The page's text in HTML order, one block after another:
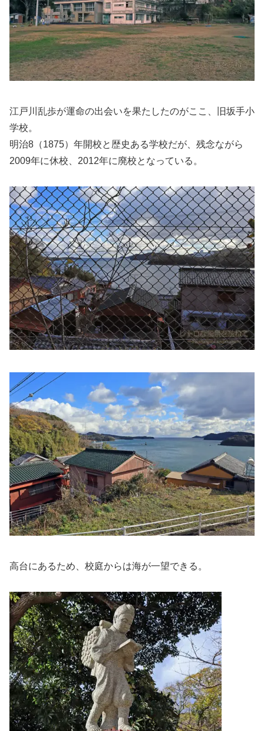
江戸川乱歩が運命の出会いを果たしたのがここ、旧坂手小
学校。
明治8（1875）年開校と歴史ある学校だが、残念ながら
2009年に休校、2012年に廃校となっている。
高台にあるため、校庭からは海が一望できる。